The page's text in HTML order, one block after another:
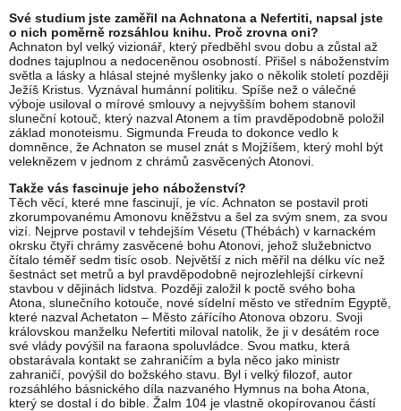
Své studium jste zaměřil na Achnatona a Nefertiti, napsal jste
o nich poměrně rozsáhlou knihu. Proč zrovna oni?
Achnaton byl velký vizionář, který předběhl svou dobu a zůstal až
dodnes tajuplnou a nedoceněnou osobností. Přišel s náboženstvím
světla a lásky a hlásal stejné myšlenky jako o několik století později
Ježíš Kristus. Vyznával humánní politiku. Spíše než o válečné
výboje usiloval o mírové smlouvy a nejvyšším bohem stanovil
sluneční kotouč, který nazval Atonem a tím pravděpodobně položil
základ monoteismu. Sigmunda Freuda to dokonce vedlo k
domněnce, že Achnaton se musel znát s Mojžíšem, který mohl být
veleknězem v jednom z chrámů zasvěcených Atonovi.
Takže vás fascinuje jeho náboženství?
Těch věcí, které mne fascinují, je víc. Achnaton se postavil proti
zkorumpovanému Amonovu kněžstvu a šel za svým snem, za svou
vizí. Nejprve postavil v tehdejším Vésetu (Thébách) v karnackém
okrsku čtyři chrámy zasvěcené bohu Atonovi, jehož služebnictvo
čítalo téměř sedm tisíc osob. Největší z nich měřil na délku víc než
šestnáct set metrů a byl pravděpodobně nejrozlehlejší církevní
stavbou v dějinách lidstva. Později založil k poctě svého boha
Atona, slunečního kotouče, nové sídelní město ve středním Egyptě,
které nazval Achetaton – Město zářícího Atonova obzoru. Svoji
královskou manželku Nefertiti miloval natolik, že ji v desátém roce
své vlády povýšil na faraona spoluvládce. Svou matku, která
obstarávala kontakt se zahraničím a byla něco jako ministr
zahraničí, povýšil do božského stavu. Byl i velký filozof, autor
rozsáhlého básnického díla nazvaného Hymnus na boha Atona,
který se dostal i do bible. Žalm 104 je vlastně okopírovanou částí